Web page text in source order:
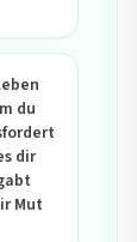
du
dir
Mut